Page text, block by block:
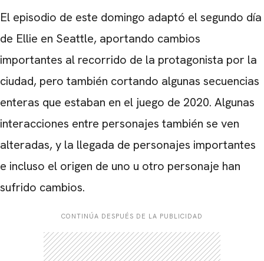
El episodio de este domingo adaptó el segundo día
de Ellie en Seattle, aportando cambios
importantes al recorrido de la protagonista por la
ciudad, pero también cortando algunas secuencias
enteras que estaban en el juego de 2020. Algunas
interacciones entre personajes también se ven
alteradas, y la llegada de personajes importantes
e incluso el origen de uno u otro personaje han
sufrido cambios.
CONTINÚA DESPUÉS DE LA PUBLICIDAD